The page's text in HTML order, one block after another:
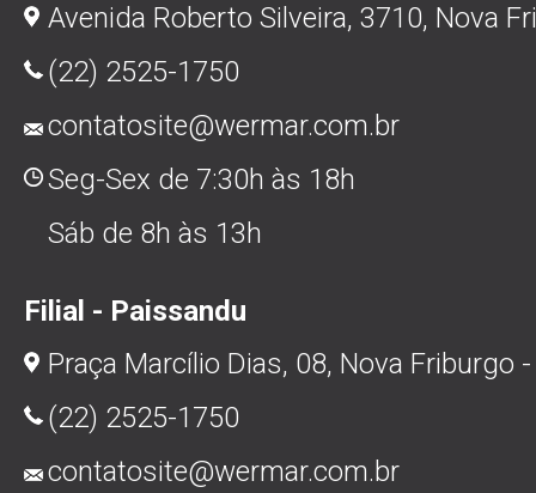
Avenida Roberto Silveira, 3710, Nova
(22) 2525-1750
contatosite@wermar.com.br
Seg-Sex de 7:30h às 18h
Sáb de 8h às 13h
Filial - Paissandu
Praça Marcílio Dias, 08, Nova Friburgo
(22) 2525-1750
contatosite@wermar.com.br